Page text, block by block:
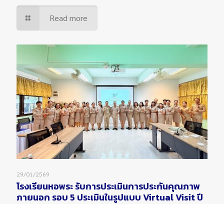
Read more
29/01/2569
โรงเรียนหอพระ รับการประเมินการประกันคุณภาพ
ภายนอก รอบ 5 ประเมินในรูปแบบ Virtual Visit ปี